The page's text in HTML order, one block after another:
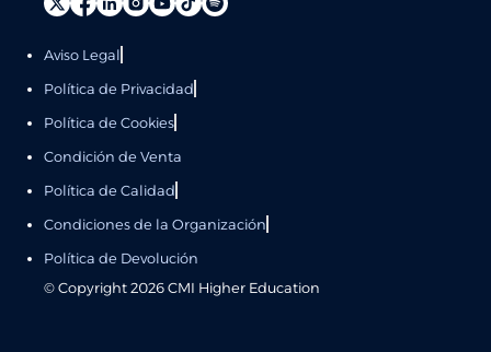
Aviso Legal
Política de Privacidad
Política de Cookies
Condición de Venta
Política de Calidad
Condiciones de la Organización
Política de Devolución
© Copyright2026CMI Higher Education